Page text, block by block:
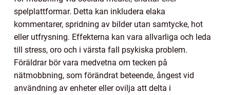
spelplattformar. Detta kan inkludera elaka
kommentarer, spridning av bilder utan samtycke, hot
eller utfrysning. Effekterna kan vara allvarliga och leda
till stress, oro och i värsta fall psykiska problem.
Föräldrar bör vara medvetna om tecken på
nätmobbning, som förändrat beteende, ångest vid
användning av enheter eller ovilja att delta i